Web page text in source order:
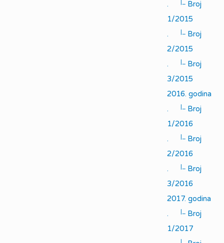
.
Broj
1/2015
.
|_ Broj
2/2015
.
|_ Broj
3/2015
2016. godina
.
|_ Broj
1/2016
.
|_ Broj
2/2016
.
|_ Broj
3/2016
2017. godina
.
|_ Broj
1/2017
|_